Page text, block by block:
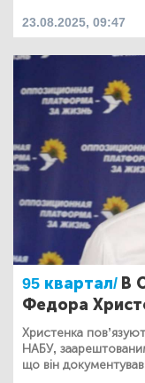
23.08.2025, 09:47
95 квартал/ В
Федора
Христенка
НАБУ,
що він документував